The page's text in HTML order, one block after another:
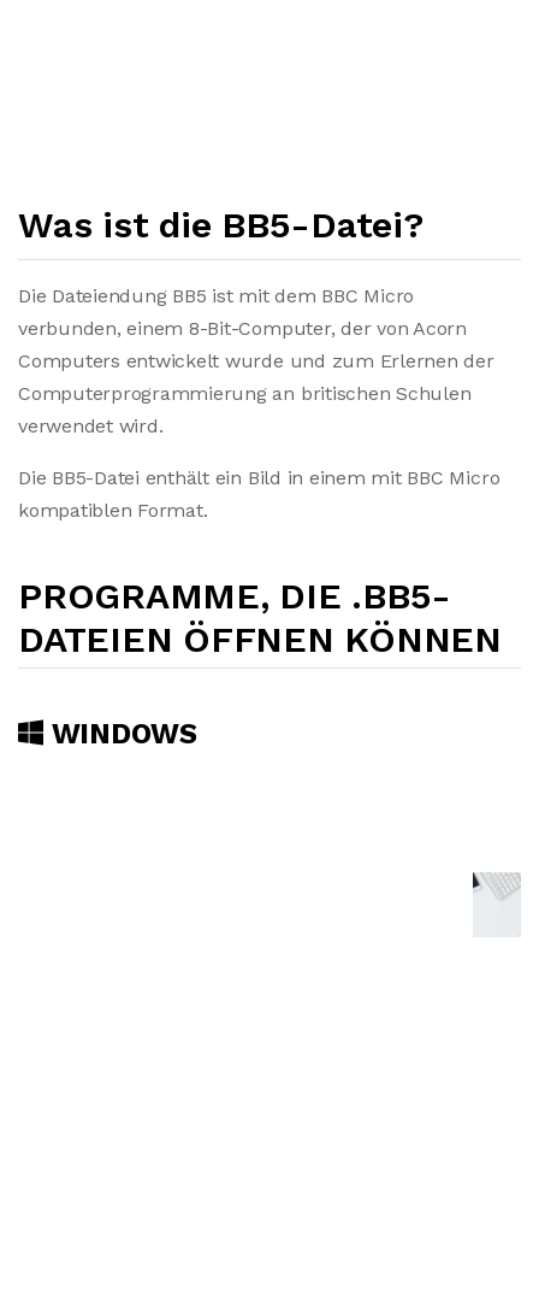
Was ist die BB5-Datei?
Die Dateiendung BB5 ist mit dem BBC Micro
verbunden, einem 8-Bit-Computer, der von Acorn
Computers entwickelt wurde und zum Erlernen der
Computerprogrammierung an britischen Schulen
verwendet wird.
Die BB5-Datei enthält ein Bild in einem mit BBC Micro
kompatiblen Format.
PROGRAMME, DIE .BB5-
DATEIEN ÖFFNEN KÖNNEN
WINDOWS